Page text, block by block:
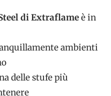
di Extraflameè in
ambienti
delle stufe più